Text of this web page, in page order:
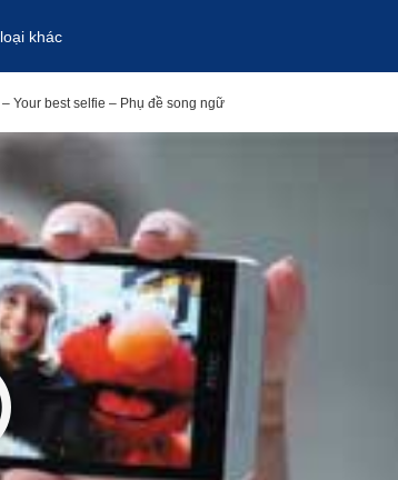
khác
Your best selfie – Phụ đề song ngữ